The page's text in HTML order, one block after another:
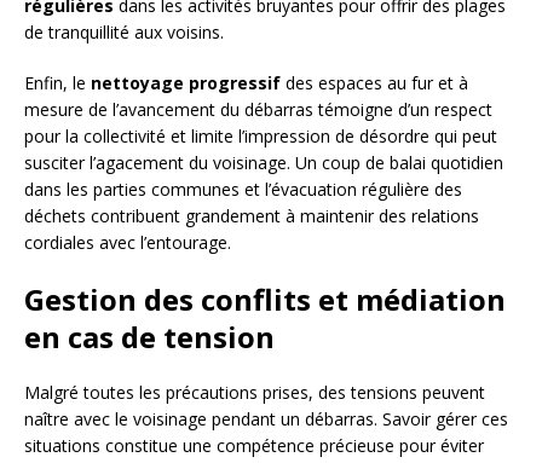
régulières dans les activités bruyantes pour offrir des plages
de tranquillité aux voisins.
Enfin, le nettoyage progressif des espaces au fur et à
mesure de l’avancement du débarras témoigne d’un respect
pour la collectivité et limite l’impression de désordre qui peut
susciter l’agacement du voisinage. Un coup de balai quotidien
dans les parties communes et l’évacuation régulière des
déchets contribuent grandement à maintenir des relations
cordiales avec l’entourage.
Gestion des conflits et médiation
en cas de tension
Malgré toutes les précautions prises, des tensions peuvent
naître avec le voisinage pendant un débarras. Savoir gérer ces
situations constitue une compétence précieuse pour éviter